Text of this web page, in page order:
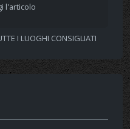
l'articolo
I LUOGHI CONSIGLIATI